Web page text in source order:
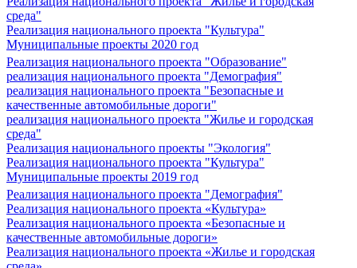
среда"
Реализация национального проекта "Культура"
Муниципальные проекты 2020 год
Реализация национального проекта "Образование"
реализация национального проекта "Демография"
реализация национального проекта "Безопасные и
качественные автомобильные дороги"
реализация национального проекта "Жилье и городская
среда"
Реализация национального проекты "Экология"
Реализация национального проекта "Культура"
Муниципальные проекты 2019 год
Реализация национального проекта "Демография"
Реализация национального проекта «Культура»
Реализация национального проекта «Безопасные и
качественные автомобильные дороги»
Реализация национального проекта «Жилье и городская